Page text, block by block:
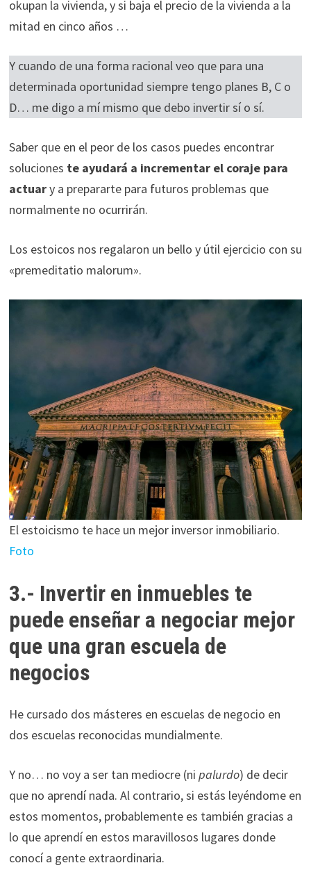
okupan la vivienda, y si baja el precio de la vivienda a la
mitad en cinco años …
Y cuando de una forma racional veo que para una
determinada oportunidad siempre tengo planes B, C o
D… me digo a mí mismo que debo invertir sí o sí.
Saber que en el peor de los casos puedes encontrar
soluciones te ayudará a incrementar el coraje para
actuary a prepararte para futuros problemas que
normalmente no ocurrirán.
Los estoicos nos regalaron un bello y útil ejercicio con su
«premeditatio malorum».
El estoicismo te hace un mejor inversor inmobiliario.
Foto
3.- Invertir en inmuebles te
puede enseñar a negociar mejor
que una gran escuela de
negocios
He cursado dos másteres en escuelas de negocio en
dos escuelas reconocidas mundialmente.
Y no… no voy a ser tan mediocre (ni palurdo) de decir
que no aprendí nada. Al contrario, si estás leyéndome en
estos momentos, probablemente es también gracias a
lo que aprendí en estos maravillosos lugares donde
conocí a gente extraordinaria.